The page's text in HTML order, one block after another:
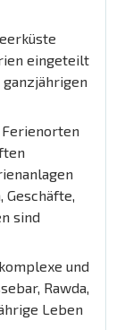
eingeteilt
sind
und
Rawda,
Leben